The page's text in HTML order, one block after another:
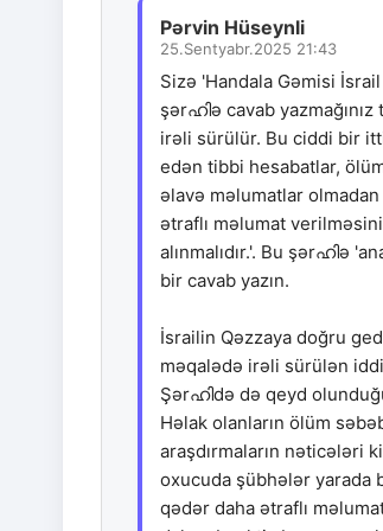
Pərvin Hüseynli
25.Sentyabr.2025 21:43
Sizə 'Handala Gəmisi
şərഹിə cavab
irəli sürülür. Bu ciddi bir
edən tibbi hesabatlar,
əlavə məlumatlar olmadan
ətraflı məlumat
alınmalıdır.'. Bu şərഹിə
bir cavab yazın.
İsrailin Qəzzaya doğru
məqalədə irəli sürülən
Şərഹിdə də qeyd
Həlak olanların ölüm
araşdırmaların nəticələri
oxucuda şübhələr yarada
qədər daha ətraflı